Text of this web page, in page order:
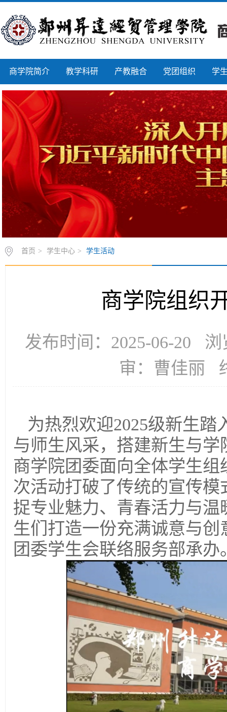
商学院简介 教学科研 产教融合 党团组织 学
首页 > 学生中心 > 学生活动
商学院组织
发布时间：2025-06-20 浏
审：曹佳丽
为热烈欢迎2025级新生
与师生风采，搭建新生与学
商学院团委面向全体学生
次活动打破了传统的宣传
捉专业魅力、青春活力与
生们打造一份充满诚意与
团委学生会联络服务部承办